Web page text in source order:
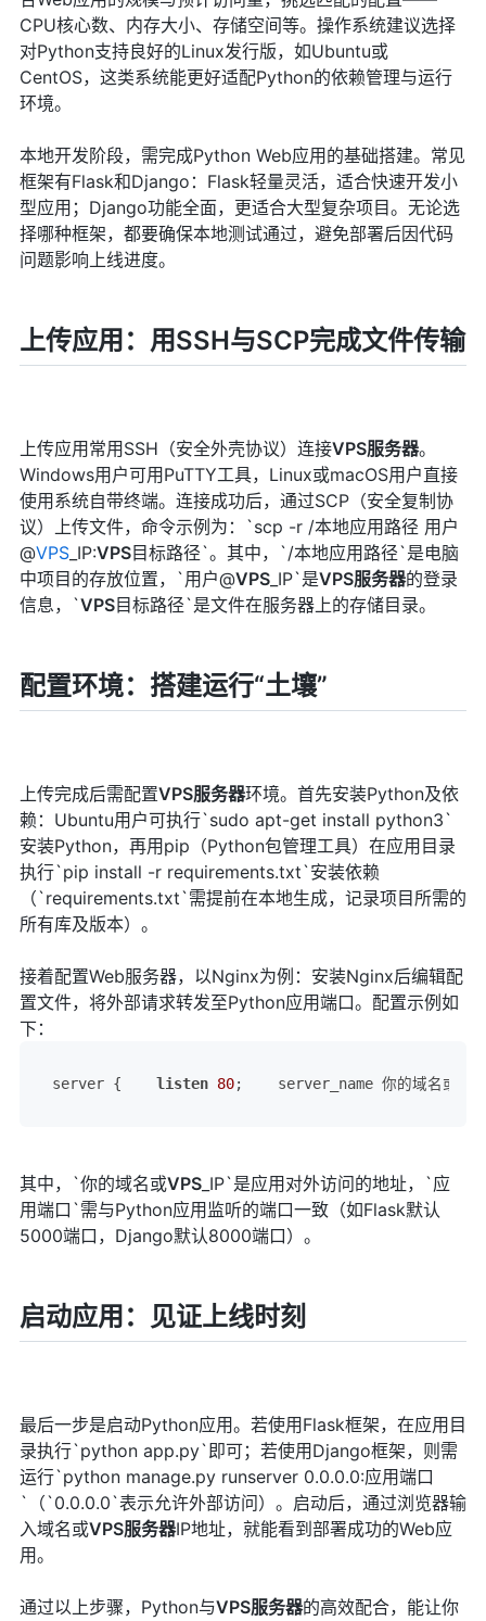
CPU核心数、内存大小、存储空间等。操作系统建议选择
对Python支持良好的Linux发行版，如Ubuntu或
CentOS，这类系统能更好适配Python的依赖管理与运行
环境。
本地开发阶段，需完成Python Web应用的基础搭建。常见
框架有Flask和Django：Flask轻量灵活，适合快速开发小
型应用；Django功能全面，更适合大型复杂项目。无论选
择哪种框架，都要确保本地测试通过，避免部署后因代码
问题影响上线进度。
上传应用：用SSH与SCP完成文件传输
上传应用常用SSH（安全外壳协议）连接VPS服务器。
Windows用户可用PuTTY工具，Linux或macOS用户直接
使用系统自带终端。连接成功后，通过SCP（安全复制协
议）上传文件，命令示例为：`scp -r /本地应用路径 用户
@VPS_IP:VPS目标路径`。其中，`/本地应用路径`是电脑
中项目的存放位置，`用户@VPS_IP`是VPS服务器的登录
信息，`VPS目标路径`是文件在服务器上的存储目录。
配置环境：搭建运行“土壤”
上传完成后需配置VPS服务器环境。首先安装Python及依
赖：Ubuntu用户可执行`sudo apt-get install python3`
安装Python，再用pip（Python包管理工具）在应用目录
执行`pip install -r requirements.txt`安装依赖
（`requirements.txt`需提前在本地生成，记录项目所需的
所有库及版本）。
接着配置Web服务器，以Nginx为例：安装Nginx后编辑配
置文件，将外部请求转发至Python应用端口。配置示例如
下：
server { listen 80;    server_name 你的域名
其中，`你的域名或VPS_IP`是应用对外访问的地址，`应
用端口`需与Python应用监听的端口一致（如Flask默认
5000端口，Django默认8000端口）。
启动应用：见证上线时刻
最后一步是启动Python应用。若使用Flask框架，在应用目
录执行`python app.py`即可；若使用Django框架，则需
运行`python manage.py runserver 0.0.0.0:应用端口
`（`0.0.0.0`表示允许外部访问）。启动后，通过浏览器输
入域名或VPS服务器IP地址，就能看到部署成功的Web应
用。
通过以上步骤，Python与VPS服务器的高效配合，能让你